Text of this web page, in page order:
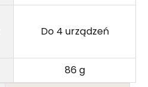
Do 4 urządzeń
86 g